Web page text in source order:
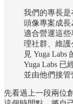
我們的專長
頭像專案成
適合營運這
理社群、維
見 Yuga
Yuga Labs 已
並由他們接管
先看過上一段兩位